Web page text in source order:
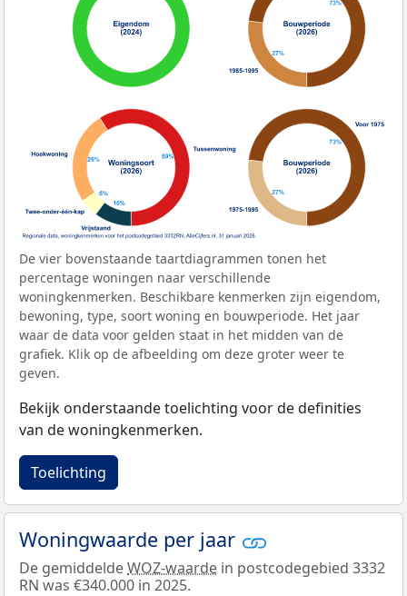
De vier bovenstaande taartdiagrammen tonen het
percentage woningen naar verschillende
woningkenmerken. Beschikbare kenmerken zijn eigendom,
bewoning, type, soort woning en bouwperiode. Het jaar
waar de data voor gelden staat in het midden van de
grafiek. Klik op de afbeelding om deze groter weer te
geven.
Bekijk onderstaande toelichting voor de definities
van de woningkenmerken.
Toelichting
Woningwaarde per jaar
De gemiddeldeWOZ-waarde in postcodegebied 3332
RN was €340.000 in 2025.